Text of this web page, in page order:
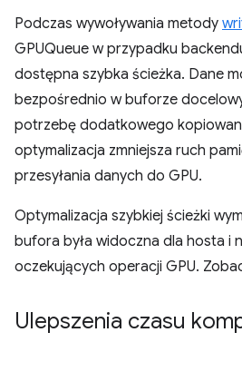
Podczas wywoływania metody
GPUQueue w przypadku
dostępna szybka ścieżka. Dane
bezpośrednio w buforze
potrzebę dodatkowego
optymalizacja zmniejsza ruch
przesyłania danych do GPU.
Optymalizacja szybkiej ścieżki
bufora była widoczna dla hosta i
oczekujących operacji GPU.
Ulepszenia czasu